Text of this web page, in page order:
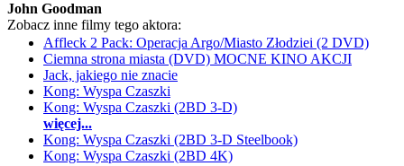
John Goodman
Zobacz inne filmy tego aktora:
Affleck 2 Pack: Operacja Argo/Miasto Złodziei (2 DVD)
Ciemna strona miasta (DVD) MOCNE KINO AKCJI
Jack, jakiego nie znacie
Kong: Wyspa Czaszki
Kong: Wyspa Czaszki (2BD 3-D)
więcej...
Kong: Wyspa Czaszki (2BD 3-D Steelbook)
Kong: Wyspa Czaszki (2BD 4K)